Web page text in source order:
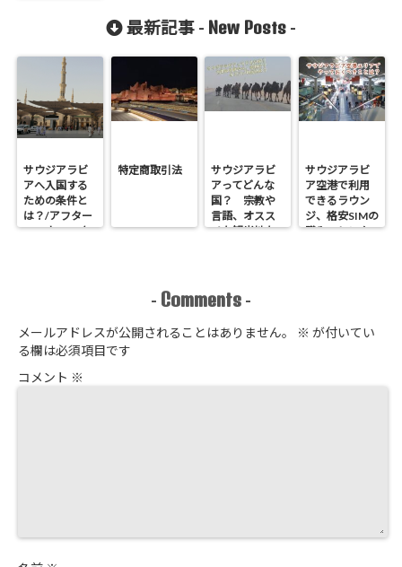
最新記事 - New Posts -
サウジアラビ
アへ入国する
ための条件と
は？/アフター
コロナ2022年
特定商取引法
サウジアラビ
アってどんな
国？ 宗教や
言語、オスス
メな観光地な
サウジアラビ
ア空港で利用
できるラウン
ジ、格安SIMの
購入、レンタ
- Comments -
メールアドレスが公開されることはありません。 ※ が付いてい
る欄は必須項目です
コメント ※